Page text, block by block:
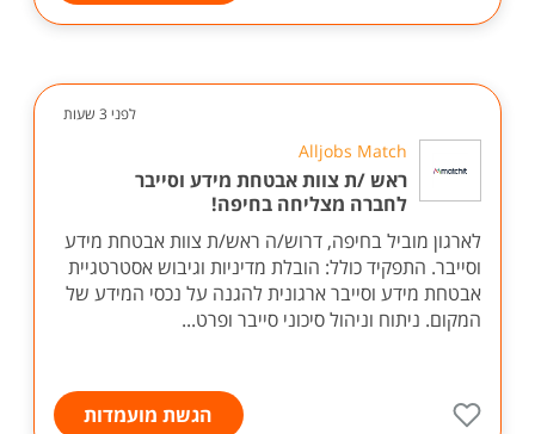
לפני 3 שעות
Alljobs Match
ראש /ת צוות אבטחת מידע וסייבר
לחברה מצליחה בחיפה!
לארגון מוביל בחיפה, דרוש/ה ראש/ת צוות אבטחת מידע
וסייבר. התפקיד כולל: הובלת מדיניות וגיבוש אסטרטגיית
אבטחת מידע וסייבר ארגונית להגנה על נכסי המידע של
המקום. ניתוח וניהול סיכוני סייבר ופרט...
הגשת מועמדות